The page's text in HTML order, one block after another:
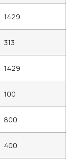
1429
313
1429
100
800
400